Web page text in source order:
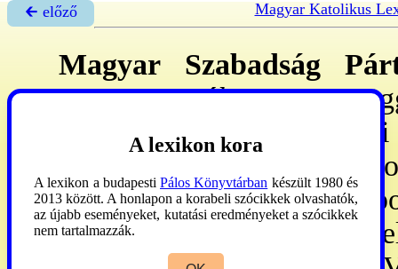
🡰 előző Magyar Katolikus
Magyar Szabadság
24.-1947. júl. 21.: a
kilépett 16
Rokonszenvezői a
kisgazdapárt nemzeti
A lexikon kora
A lexikon a budapesti Pálos Könyvtárban készült 1980 és
2013 között. A honlapon a korabeli szócikkek olvashatók,
az újabb eseményeket, kutatási eredményeket a szócikkek
nem tartalmazzák.